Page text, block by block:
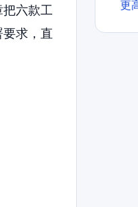
六款工
求，直
更